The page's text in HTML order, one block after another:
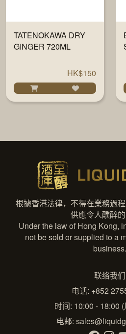
TATENOKAWA DRY
GINGER 720ML
HK$150
根據香港法律，不得在業務過
供應令人醺醉的
Under the law of Hong Kong,
not be sold or supplied to a
business.
联络我们
电话: +852
时间: 10:00 - 18:00
电邮: